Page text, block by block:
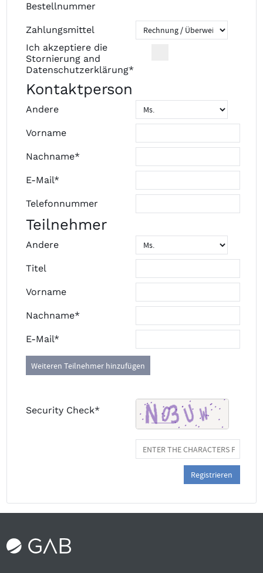
Bestellnummer
Zahlungsmittel
Ich akzeptiere die
Stornierung and
Datenschutzerklärung*
Kontaktperson
Andere
Vorname
Nachname*
E-Mail*
Telefonnummer
Teilnehmer
Andere
Titel
Vorname
Nachname*
E-Mail*
Weiteren Teilnehmer hinzufügen
Security Check*
Registrieren